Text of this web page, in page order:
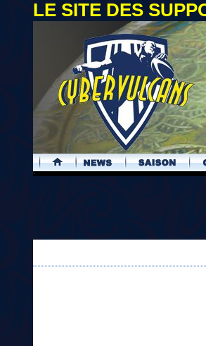
LE SITE DES
.